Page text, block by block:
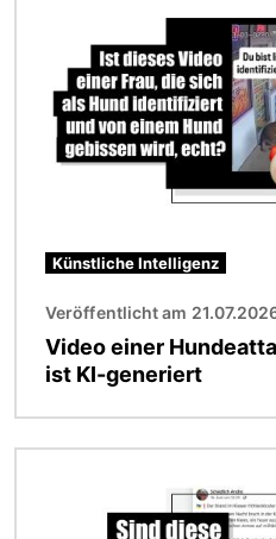
Künstliche Intelligenz
Veröffentlicht am
Video einer
ist KI-generiert